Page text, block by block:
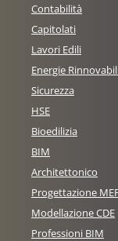
Contabilità
Capitolati
Lavori Edili
Energie
Sicurezza
HSE
Bioedilizia
BIM
Architettonico
Progettazione
Modellazione CDE
Professioni BIM